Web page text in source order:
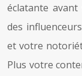
éclatante
des
et votre
Plus votre